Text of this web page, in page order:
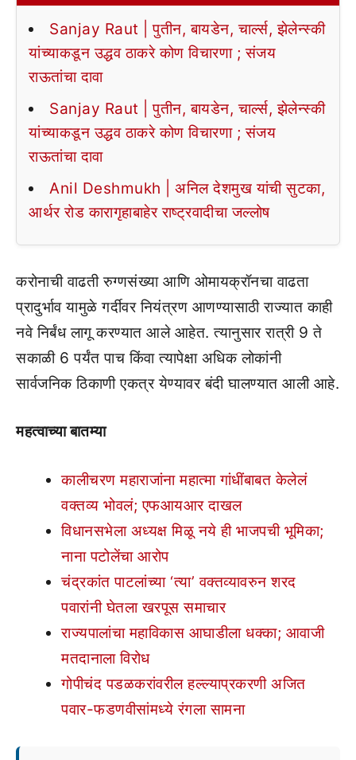
Sanjay Raut | पुतीन, बायडेन, चार्ल्स, झेलेन्स्की
यांच्याकडून उद्धव ठाकरे कोण विचारणा ; संजय
राऊतांचा दावा
Sanjay Raut | पुतीन, बायडेन, चार्ल्स, झेलेन्स्की
यांच्याकडून उद्धव ठाकरे कोण विचारणा ; संजय
राऊतांचा दावा
Anil Deshmukh | अनिल देशमुख यांची सुटका,
आर्थर रोड कारागृहाबाहेर राष्ट्रवादीचा जल्लोष
करोनाची वाढती रुग्णसंख्या आणि ओमायक्रॉनचा वाढता
प्रादुर्भाव यामुळे गर्दीवर नियंत्रण आणण्यासाठी राज्यात काही
नवे निर्बंध लागू करण्यात आले आहेत. त्यानुसार रात्री 9 ते
सकाळी 6 पर्यंत पाच किंवा त्यापेक्षा अधिक लोकांनी
सार्वजनिक ठिकाणी एकत्र येण्यावर बंदी घालण्यात आली आहे.
महत्वाच्या बातम्या
कालीचरण महाराजांना महात्मा गांधींबाबत केलेलं
वक्तव्य भोवलं; एफआयआर दाखल
विधानसभेला अध्यक्ष मिळू नये ही भाजपची भूमिका;
नाना पटोलेंचा आरोप
चंद्रकांत पाटलांच्या ‘त्या’ वक्तव्यावरुन शरद
पवारांनी घेतला खरपूस समाचार
राज्यपालांचा महाविकास आघाडीला धक्का; आवाजी
मतदानाला विरोध
गोपीचंद पडळकरांवरील हल्ल्याप्रकरणी अजित
पवार-फडणवीसांमध्ये रंगला सामना